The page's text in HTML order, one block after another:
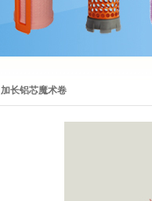
加长铝芯魔术卷